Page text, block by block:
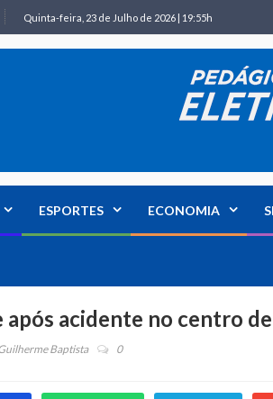
Quinta-feira, 23 de Julho de 2026 | 19:55h
ESPORTES ECONOMIA
acidente no centro
Baptista 0